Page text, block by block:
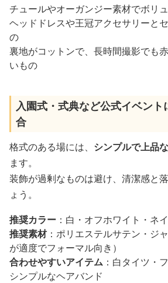
チュールやオーガンジー素材でボリ
ヘッドドレスや王冠アクセサリーと
の
裏地がコットンで、長時間撮影でも
いもの
入園式・式典など公式イベン
合
格式のある場には、 シンプルで上品
ます。
装飾が過剰なものは避け、清潔感と
ょう。
推奨カラー ：白・オフホワイト・ネ
推奨素材：ポリエステルサテン・ジ
が適度でフォーマル向き）
合わせやすいアイテム ：白タイツ・
シンプルなヘアバンド